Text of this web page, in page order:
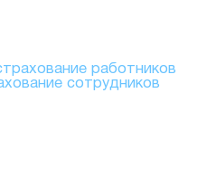
работников
сотрудников